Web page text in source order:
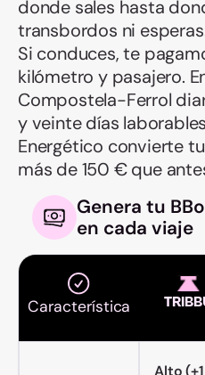
donde sales hasta
transbordos ni
Si conduces, te
kilómetro y pasajero.
Compostela-Ferrol
y veinte días
Energético convierte
más de 150 € que
Genera tu
en cada viaje
Característica